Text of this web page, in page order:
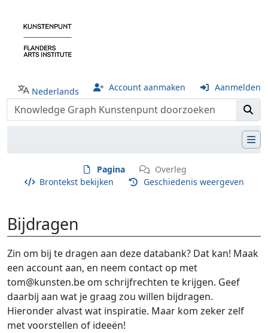
Nederlands Account aanmaken Aanmelden
Pagina
Overleg
Brontekst bekijken
Geschiedenis weergeven
Bijdragen
Ga naar:navigatie,zoeken
Zin om bij te dragen aan deze databank? Dat kan! Maak
een account aan, en neem contact op met
tom@kunsten.be om schrijfrechten te krijgen. Geef
daarbij aan wat je graag zou willen bijdragen.
Hieronder alvast wat inspiratie. Maar kom zeker zelf
met voorstellen of ideeën!